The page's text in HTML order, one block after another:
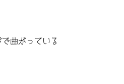
曲がっている